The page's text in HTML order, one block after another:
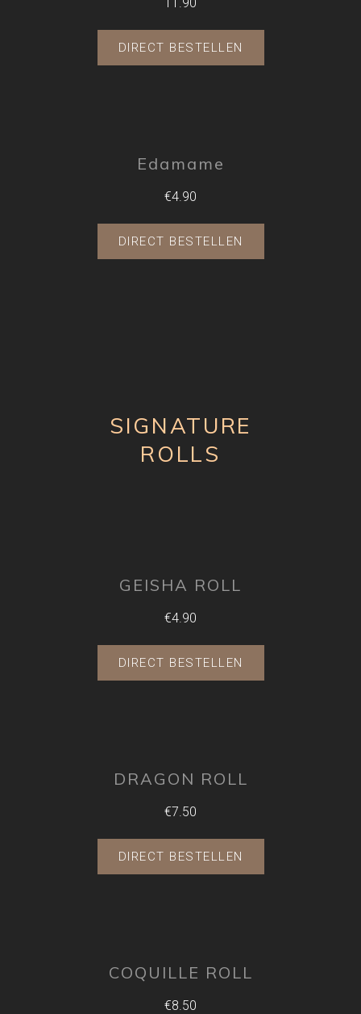
DIRECT BESTELLEN
Edamame
€4.90
DIRECT BESTELLEN
SIGNATURE
ROLLS
GEISHA ROLL
€4.90
DIRECT BESTELLEN
DRAGON ROLL
€7.50
DIRECT BESTELLEN
COQUILLE ROLL
€8.50